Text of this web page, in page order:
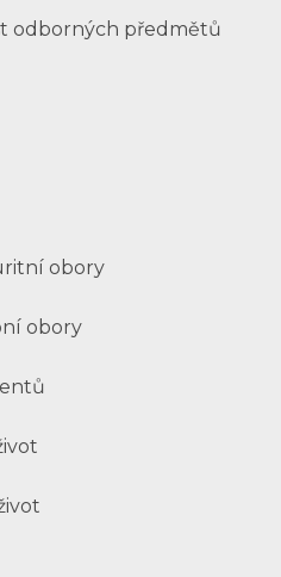
odborných předmětů
obory
obory